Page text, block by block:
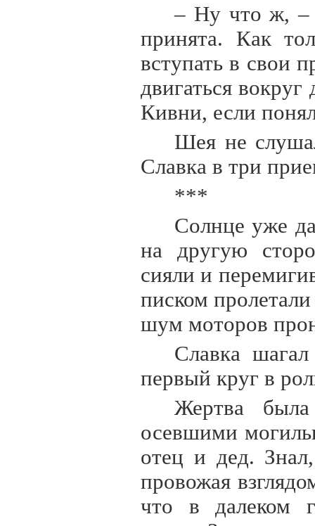
– Ну что ж, –
принята. Как
вступать в свои
двигаться
Кивни, если
Шея не
Славка в три
***
Солнце уже
на другую
сияли и
писком
шум моторов
Славка
первый круг в
Жертва
осевшими
отец и дед.
провожая
что в далеком